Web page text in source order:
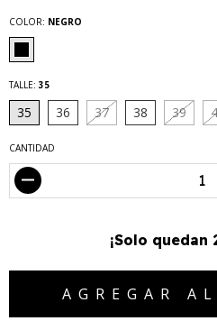
COLOR: NEGRO
TALLE:35
35 36 37 38 39
CANTIDAD
¡Solo quedan